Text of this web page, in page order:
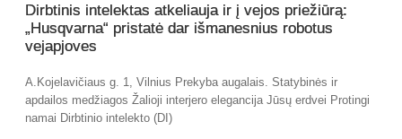
Dirbtinis intelektas atkeliauja ir į vejos priežiūrą:
„Husqvarna“ pristatė dar išmanesnius robotus
vejapjoves
A.Kojelavičiaus g. 1, Vilnius Prekyba augalais. Statybinės ir
apdailos medžiagos Žalioji interjero elegancija Jūsų erdvei Protingi
namai Dirbtinio intelekto (DI)